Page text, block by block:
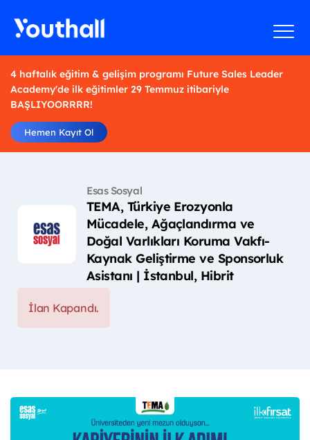
4 haftalık eğitim & gelişim programı Future Sales Leader
Academy'de ilk eğitimler 29 Temmuz itibariyle
BAŞLIYOORRRR!
Hemen Kayıt Ol
Esas Sosyal
TEMA, Türkiye Erozyonla
Mücadele, Ağaçlandırma ve
Doğal Varlıkları Koruma Vakfı-
Kaynak Geliştirme ve Sponsorluk
Asistanı | İstanbul, Hibrit
İlan Kapandı.